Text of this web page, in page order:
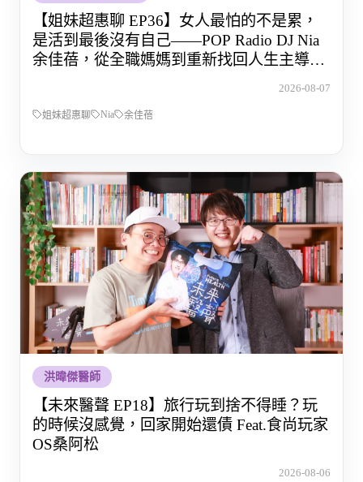
【姐妹超惠聊 EP36】女人最怕的不是累，
是活到最後沒有自己——POP Radio DJ Nia
余佳蓓，從全職媽媽到重新找回人生主導權
2026-08-07
姐妹超惠聊 Nia 余佳蓓
洪暐傑醫師
【未來醫聲 EP18】旅行玩到捨不得睡？玩
的時候沒感覺，回家開始還債 Feat.食尚玩家
OS桑阿松
2026-08-06